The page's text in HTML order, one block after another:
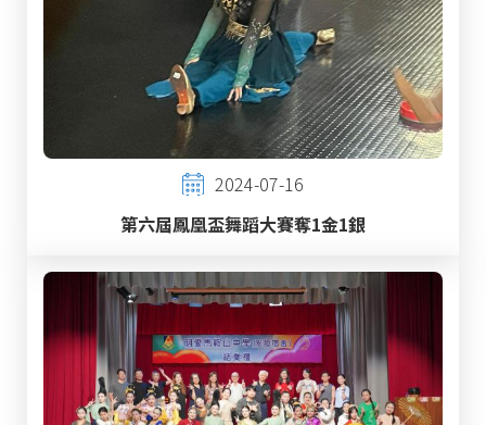
2024-07-16
第六屆鳳凰盃舞蹈大賽奪1金1銀